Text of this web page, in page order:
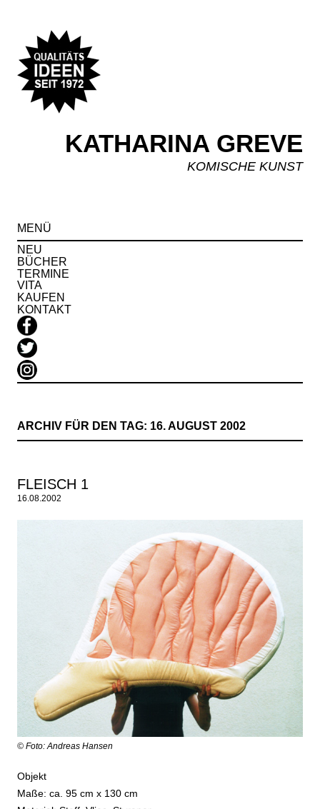
KATHARINA GREVE
KOMISCHE KUNST
MENÜ
NEU
BÜCHER
TERMINE
VITA
KAUFEN
KONTAKT
ARCHIV FÜR DEN TAG: 16. AUGUST 2002
FLEISCH 1
16.08.2002
© Foto: Andreas Hansen
Objekt
Maße: ca. 95 cm x 130 cm